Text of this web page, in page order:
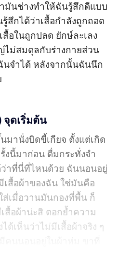
มันช่างทำให้ฉันรู้สึกดีแบบ
สึกได้ว่าเสื้อกำลังถูกถอด
สื้อในถูกปลด ยักษ์ละเลง
ม่สมดุลกับร่างกายส่วน
นจำได้ หลังจากนั้นฉันนึก
จุดเริ่มต้น
มานั่งบิดขี้เกียจ ตั้งแต่เกิด
งนี้มาก่อน ดื่มกระทั่งจำ
ว่าที่นี่ที่ไหนด้วย ฉันนอนอยู่
สื้อผ้าของฉัน ใช่มันคือ
ส่เมื่อวานมันกองที่พื้น ก็
สื้อผ้าน่ะสิ ตอกย้ำความ
ด้เห็นว่าไม่มีเสื้อผ้าจริง ๆ